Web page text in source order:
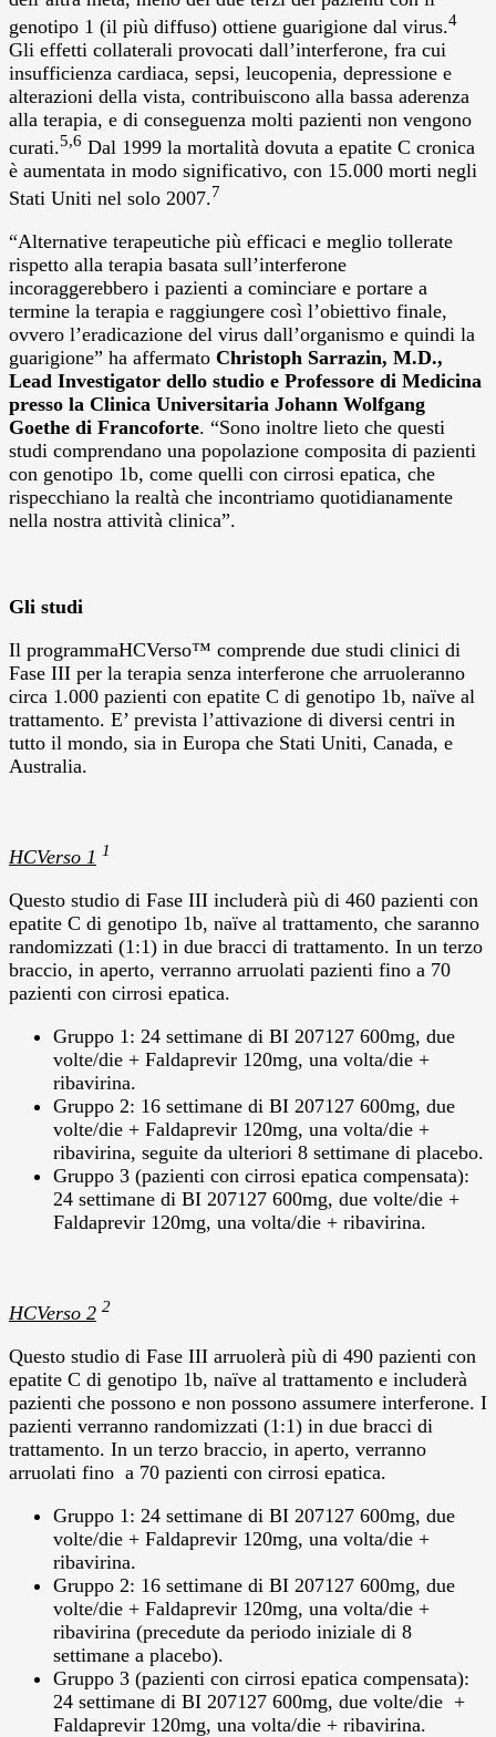
genotipo 1 (il più diffuso) ottiene guarigione dal virus.4
Gli effetti collaterali provocati dall’interferone, fra cui
insufficienza cardiaca, sepsi, leucopenia, depressione e
alterazioni della vista, contribuiscono alla bassa aderenza
alla terapia, e di conseguenza molti pazienti non vengono
curati.5,6 Dal 1999 la mortalità dovuta a epatite C cronica
è aumentata in modo significativo, con 15.000 morti negli
Stati Uniti nel solo 2007.7
“Alternative terapeutiche più efficaci e meglio tollerate
rispetto alla terapia basata sull’interferone
incoraggerebbero i pazienti a cominciare e portare a
termine la terapia e raggiungere così l’obiettivo finale,
ovvero l’eradicazione del virus dall’organismo e quindi la
guarigione” ha affermato Christoph Sarrazin, M.D.,
Lead Investigator dello studio e Professore di Medicina
presso la Clinica Universitaria Johann Wolfgang
Goethe di Francoforte. “Sono inoltre lieto che questi
studi comprendano una popolazione composita di pazienti
con genotipo 1b, come quelli con cirrosi epatica, che
rispecchiano la realtà che incontriamo quotidianamente
nella nostra attività clinica”.
Gli studi
Il programmaHCVerso™ comprende due studi clinici di
Fase III per la terapia senza interferone che arruoleranno
circa 1.000 pazienti con epatite C di genotipo 1b, naïve al
trattamento. E’ prevista l’attivazione di diversi centri in
tutto il mondo, sia in Europa che Stati Uniti, Canada, e
Australia.
HCVerso 1 1
Questo studio di Fase III includerà più di 460 pazienti con
epatite C di genotipo 1b, naïve al trattamento, che saranno
randomizzati (1:1) in due bracci di trattamento. In un terzo
braccio, in aperto, verranno arruolati pazienti fino a 70
pazienti con cirrosi epatica.
Gruppo 1: 24 settimane di BI 207127 600mg, due
volte/die + Faldaprevir 120mg, una volta/die +
ribavirina.
Gruppo 2: 16 settimane di BI 207127 600mg, due
volte/die + Faldaprevir 120mg, una volta/die +
ribavirina, seguite da ulteriori 8 settimane di placebo.
Gruppo 3 (pazienti con cirrosi epatica compensata):
24 settimane di BI 207127 600mg, due volte/die +
Faldaprevir 120mg, una volta/die + ribavirina.
HCVerso 2 2
Questo studio di Fase III arruolerà più di 490 pazienti con
epatite C di genotipo 1b, naïve al trattamento e includerà
pazienti che possono e non possono assumere interferone. I
pazienti verranno randomizzati (1:1) in due bracci di
trattamento. In un terzo braccio, in aperto, verranno
arruolati fino a 70 pazienti con cirrosi epatica.
Gruppo 1: 24 settimane di BI 207127 600mg, due
volte/die + Faldaprevir 120mg, una volta/die +
ribavirina.
Gruppo 2: 16 settimane di BI 207127 600mg, due
volte/die + Faldaprevir 120mg, una volta/die +
ribavirina (precedute da periodo iniziale di 8
settimane a placebo).
Gruppo 3 (pazienti con cirrosi epatica compensata):
24 settimane di BI 207127 600mg, due volte/die +
Faldaprevir 120mg, una volta/die + ribavirina.